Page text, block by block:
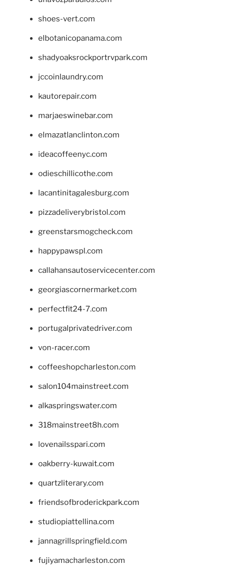
shoes-vert.com
elbotanicopanama.com
shadyoaksrockportrvpark.com
jccoinlaundry.com
kautorepair.com
marjaeswinebar.com
elmazatlanclinton.com
ideacoffeenyc.com
odieschillicothe.com
lacantinitagalesburg.com
pizzadeliverybristol.com
greenstarsmogcheck.com
happypawspl.com
callahansautoservicecenter.com
georgiascornermarket.com
perfectfit24-7.com
portugalprivatedriver.com
von-racer.com
coffeeshopcharleston.com
salon104mainstreet.com
alkaspringswater.com
318mainstreet8h.com
lovenailsspari.com
oakberry-kuwait.com
quartzliterary.com
friendsofbroderickpark.com
studiopiattellina.com
jannagrillspringfield.com
fujiyamacharleston.com